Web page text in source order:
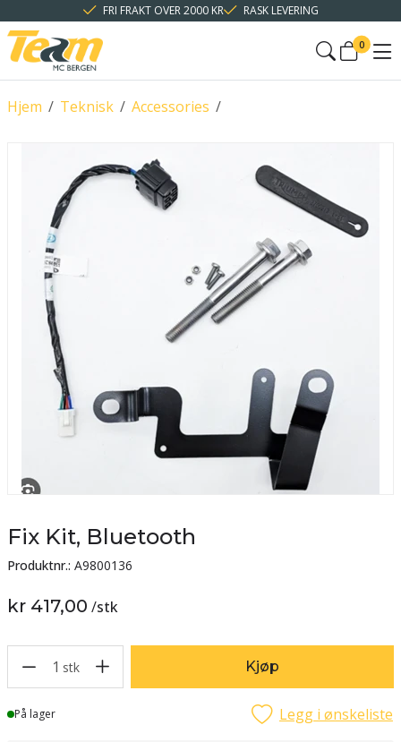
FRI FRAKT OVER 2000 KR RASK LEVERING
0
/
Hjem /
Teknisk /
Accessories
Fix Kit, Bluetooth
Produktnr.: A9800136
kr 417,00 /stk
1 stk Kjøp
Lager
På lager Legg i ønskeliste